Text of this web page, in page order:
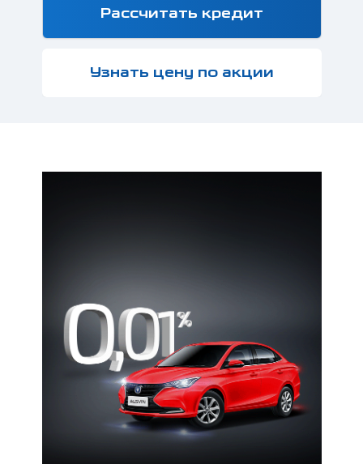
Рассчитать кредит
Узнать цену по акции